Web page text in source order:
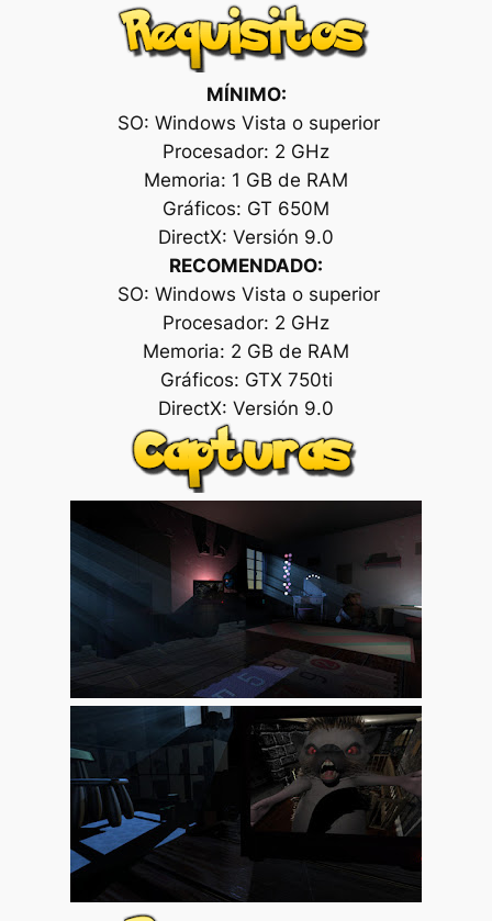
MÍNIMO:
SO: Windows Vista o superior
Procesador: 2 GHz
Memoria: 1 GB de RAM
Gráficos: GT 650M
DirectX: Versión 9.0
RECOMENDADO:
SO: Windows Vista o superior
Procesador: 2 GHz
Memoria: 2 GB de RAM
Gráficos: GTX 750ti
DirectX: Versión 9.0